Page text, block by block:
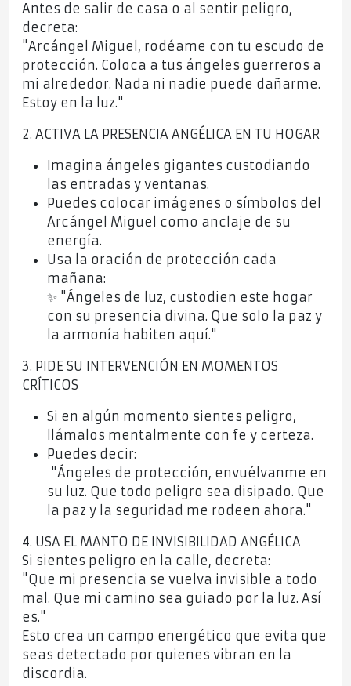
Antes de salir de casa o al sentir peligro,
decreta:
"Arcángel Miguel, rodéame con tu escudo de
protección. Coloca a tus ángeles guerreros a
mi alrededor. Nada ni nadie puede dañarme.
Estoy en la luz."
2. ACTIVA LA PRESENCIA ANGÉLICA EN TU HOGAR
Imagina ángeles gigantes custodiando
las entradas y ventanas.
Puedes colocar imágenes o símbolos del
Arcángel Miguel como anclaje de su
energía.
Usa la oración de protección cada
mañana:
✨ "Ángeles de luz, custodien este hogar
con su presencia divina. Que solo la paz y
la armonía habiten aquí."
3. PIDE SU INTERVENCIÓN EN MOMENTOS
CRÍTICOS
Si en algún momento sientes peligro,
llámalos mentalmente con fe y certeza.
Puedes decir:
"Ángeles de protección, envuélvanme en
su luz. Que todo peligro sea disipado. Que
la paz y la seguridad me rodeen ahora."
4. USA EL MANTO DE INVISIBILIDAD ANGÉLICA
Si sientes peligro en la calle, decreta:
"Que mi presencia se vuelva invisible a todo
mal. Que mi camino sea guiado por la luz. Así
es."
Esto crea un campo energético que evita que
seas detectado por quienes vibran en la
discordia.